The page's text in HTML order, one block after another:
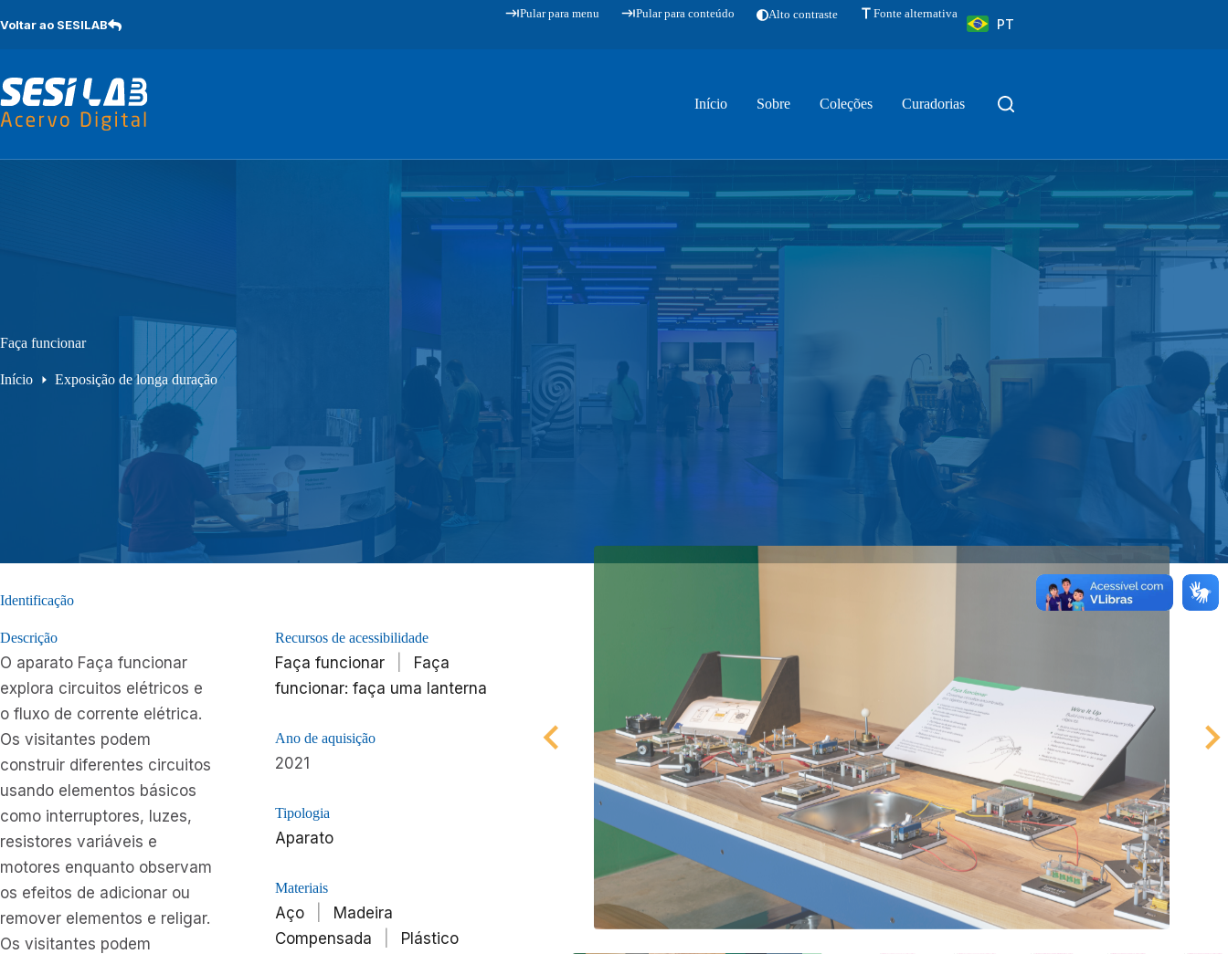
para
Voltar ao SESILAB
Pular para menu Pular para conteúdo Alto contraste Fonte alternativa
PT
Início Sobre Coleções Curadorias
Faça funcionar
Início Exposição de longa duração
Identificação
Descrição
O aparato Faça funcionar
explora circuitos elétricos e
o fluxo de corrente elétrica.
Os visitantes podem
construir diferentes circuitos
usando elementos básicos
como interruptores, luzes,
resistores variáveis e
motores enquanto observam
os efeitos de adicionar ou
remover elementos e religar.
Os visitantes podem
Recursos de acessibilidade
Faça funcionar
Faça
funcionar: faça uma lanterna
Ano de aquisição
2021
Tipologia
Aparato
Materiais
Aço
Madeira
Compensada
Plástico